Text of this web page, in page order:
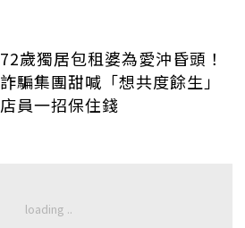
72歲獨居包租婆為愛沖昏頭！
詐騙集團甜喊「想共度餘生」
店員一招保住錢